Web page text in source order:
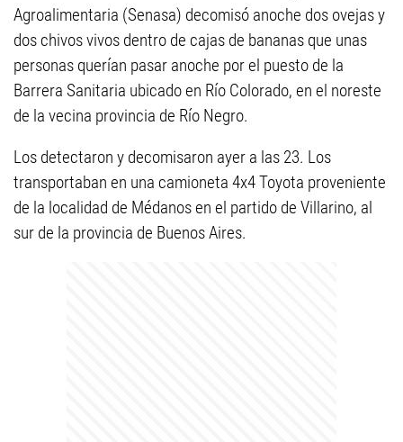
Agroalimentaria (Senasa) decomisó anoche dos ovejas y
dos chivos vivos dentro de cajas de bananas que unas
personas querían pasar anoche por el puesto de la
Barrera Sanitaria ubicado en Río Colorado, en el noreste
de la vecina provincia de Río Negro.
Los detectaron y decomisaron ayer a las 23. Los
transportaban en una camioneta 4x4 Toyota proveniente
de la localidad de Médanos en el partido de Villarino, al
sur de la provincia de Buenos Aires.